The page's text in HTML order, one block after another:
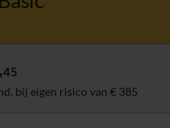
45
bij eigen risico van € 385